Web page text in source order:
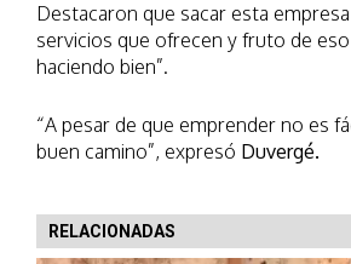
Destacaron que sacar esta
servicios que ofrecen y fruto de
haciendo bien”.
“A pesar de que emprender no es
buen camino”, expresó Duvergé.
RELACIONADAS